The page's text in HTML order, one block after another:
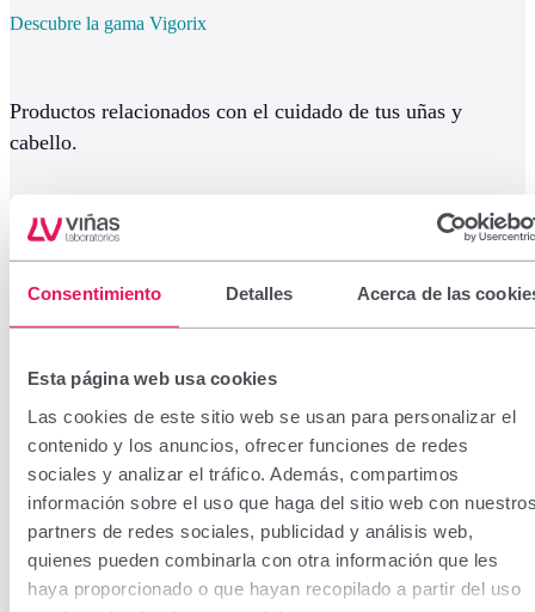
Consentimiento Detalles Acerca de las
Esta página web usa cookies
Las cookies de este sitio web se usan para personalizar el
contenido y los anuncios, ofrecer funciones de redes
sociales y analizar el tráfico. Además, compartimos
información sobre el uso que haga del sitio web con
partners de redes sociales, publicidad y análisis web,
quienes pueden combinarla con otra información que les
haya proporcionado o que hayan recopilado a partir del uso
Descubre la gama Vigorix
Productos relacionados con el cuidado de tus uñas y
cabello.